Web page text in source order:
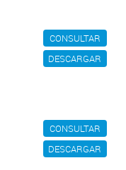
CONSULTAR
DESCARGAR
CONSULTAR
DESCARGAR